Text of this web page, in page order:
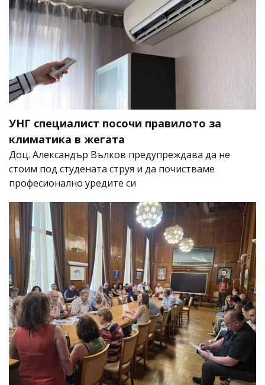
УНГ специалист посочи правилото за
климатика в жегата
Доц. Александър Вълков предупреждава да не
стоим под студената струя и да почистваме
професионално уредите си